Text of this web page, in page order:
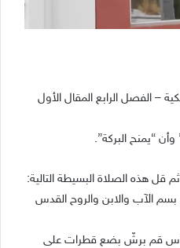
– الفصل الرابع المقال الأول
“يمنح البركة”.
قل هذه الصلاة البسيطة التالية:
الآب والابن والروح القدس
قم برشّ بضع قطرات على